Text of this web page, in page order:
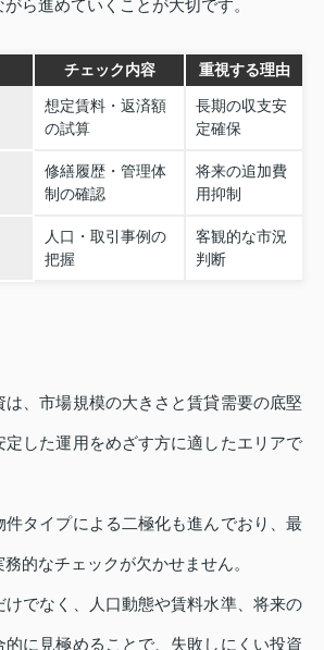
ら進めていくことが大切です。
チェック内容 重視する理由
想定賃料・返済額
の試算
長期の収支安
定確保
修繕履歴・管理体
制の確認
将来の追加費
用抑制
人口・取引事例の
把握
客観的な市況
判断
、市場規模の大きさと賃貸需要の底堅
定した運用をめざす方に適したエリアで
件タイプによる二極化も進んでおり、最
的なチェックが欠かせません。
けでなく、人口動態や賃料水準、将来の
に見極めることで、失敗しにくい投資